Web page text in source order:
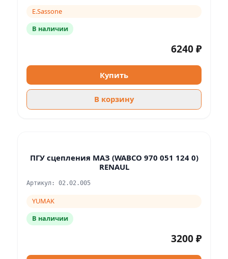
E.Sassone
В наличии
6240 ₽
Купить
В корзину
ПГУ сцепления МАЗ (WABCO 970 051 124 0)
RENAUL
Артикул: 02.02.005
YUMAK
В наличии
3200 ₽